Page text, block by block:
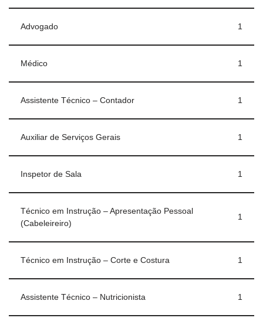
Advogado 1
Médico 1
Assistente Técnico – Contador 1
Auxiliar de Serviços Gerais 1
Inspetor de Sala 1
Técnico em Instrução – Apresentação Pessoal
(Cabeleireiro)
1
Técnico em Instrução – Corte e Costura 1
Assistente Técnico – Nutricionista 1